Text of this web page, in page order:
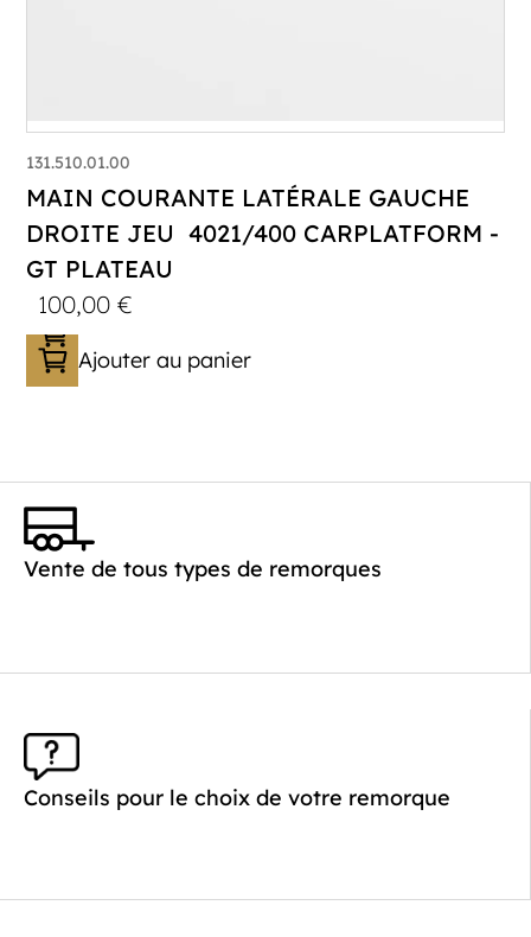
131.510.01.00
MAIN COURANTE LATÉRALE GAUCHE
DROITE JEU 4021/400 CARPLATFORM -
GT PLATEAU
100,00€
Ajouter au panier
Vente de tous types de remorques
Conseils pour le choix de votre remorque